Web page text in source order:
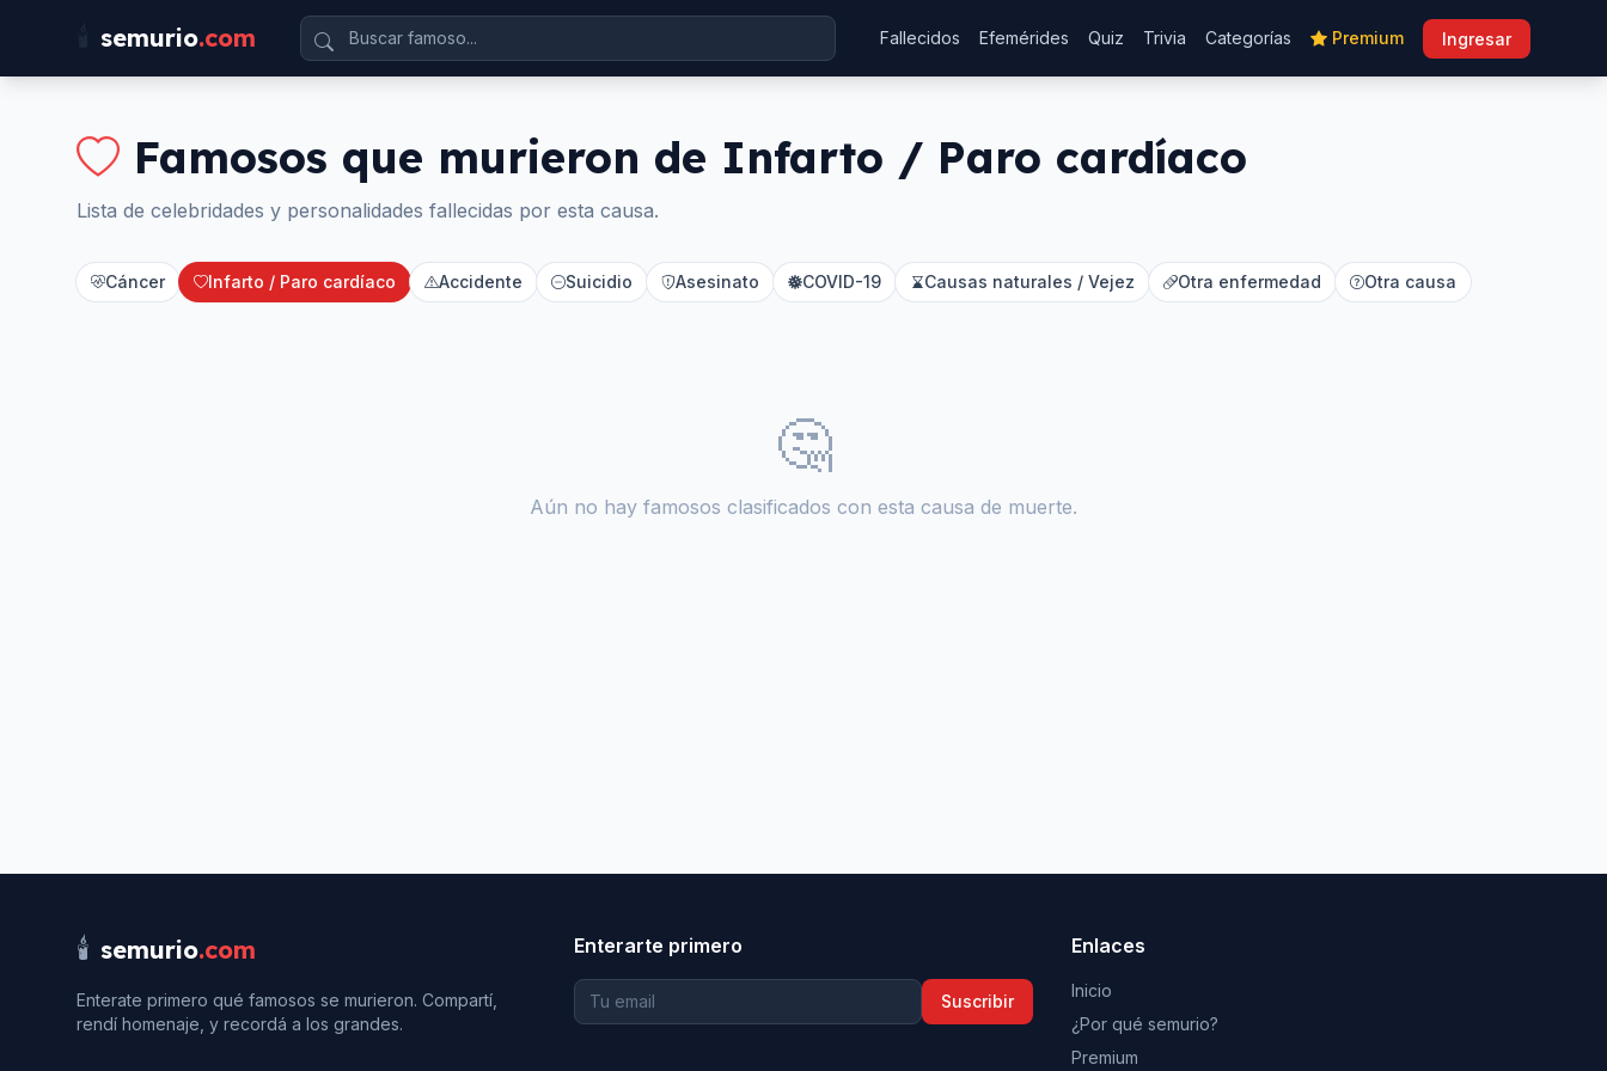
semurio.com Fallecidos Efemérides Quiz Trivia Categorías Premium Ingresar
Famosos que murieron de Infarto / Paro cardíaco
Lista de celebridades y personalidades fallecidas por esta causa.
Cáncer Infarto / Paro cardíaco Accidente Suicidio Asesinato COVID-19 Causas naturales / Vejez Otra enfermedad Otra causa
🤔
Aún no hay famosos clasificados con esta causa de muerte.
🕯️ semurio.com
Enterate primero qué famosos se murieron. Compartí,
rendí homenaje, y recordá a los grandes.
Enterarte primero
Suscribir
Enlaces
Inicio
¿Por qué semurio?
Premium